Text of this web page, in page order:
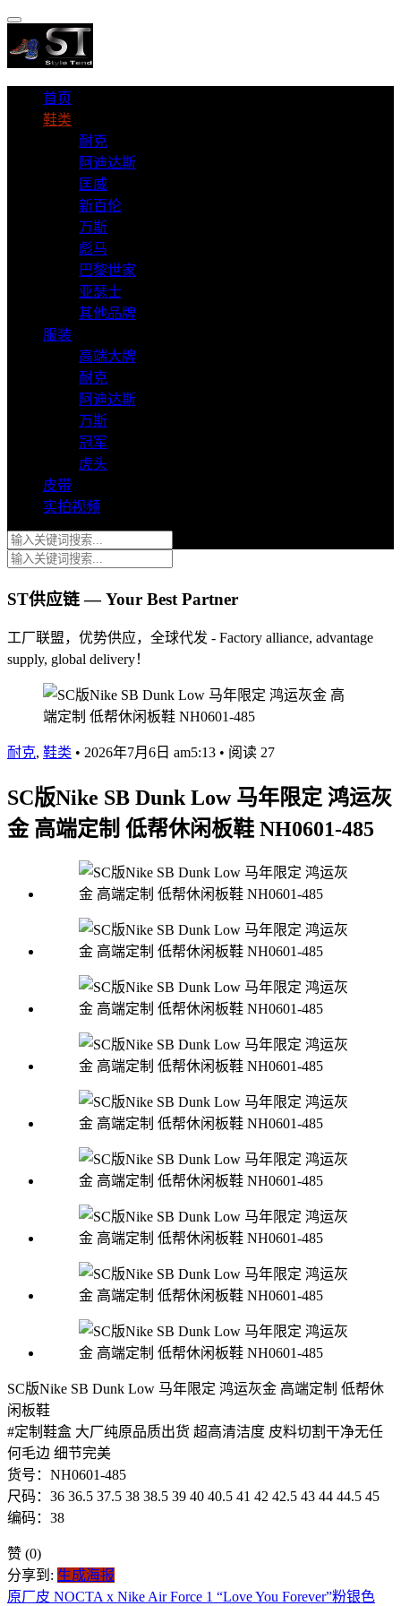
首页
鞋类
耐克
阿迪达斯
匡威
新百伦
万斯
彪马
巴黎世家
亚瑟士
其他品牌
服装
高端大牌
耐克
阿迪达斯
万斯
冠军
虎头
皮带
实拍视频
ST供应链 — Your Best Partner
工厂联盟，优势供应，全球代发 - Factory alliance, advantage
supply, global delivery！
耐克, 鞋类 • 2026年7月6日 am5:13 • 阅读 27
SC版Nike SB Dunk Low 马年限定 鸿运灰
金 高端定制 低帮休闲板鞋 NH0601-485
SC版Nike SB Dunk Low 马年限定 鸿运灰金 高端定制 低帮休
闲板鞋
#定制鞋盒 大厂纯原品质出货 超高清洁度 皮料切割干净无任
何毛边 细节完美
货号：NH0601-485
尺码：36 36.5 37.5 38 38.5 39 40 40.5 41 42 42.5 43 44 44.5 45
编码：38
赞 (0)
分享到: 生成海报
原厂皮 NOCTA x Nike Air Force 1 “Love You Forever”粉银色